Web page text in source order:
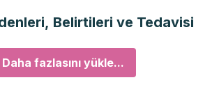
Belirtileri ve Tedavisi
Daha fazlasını yükle...